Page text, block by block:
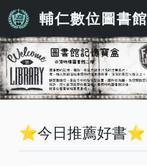
移至主內容
輔仁數位圖書館
⭐今日推薦好書⭐